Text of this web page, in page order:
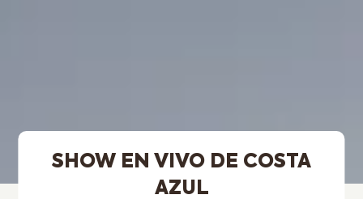
SHOW EN VIVO DE COSTA
AZUL